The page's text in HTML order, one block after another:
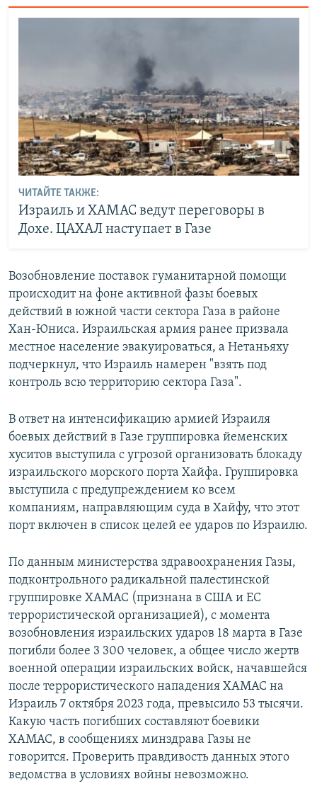
ЧИТАЙТЕ ТАКЖЕ:
Израиль и ХАМАС ведут переговоры в
Дохе. ЦАХАЛ наступает в Газе
Возобновление поставок гуманитарной помощи
происходит на фоне активной фазы боевых
действий в южной части сектора Газа в районе
Хан-Юниса. Израильская армия ранее призвала
местное население эвакуироваться, а Нетаньяху
подчеркнул, что Израиль намерен "взять под
контроль всю территорию сектора Газа".
В ответ на интенсификацию армией Израиля
боевых действий в Газе группировка йеменских
хуситов выступила с угрозой организовать блокаду
израильского морского порта Хайфа. Группировка
выступила с предупреждением ко всем
компаниям, направляющим суда в Хайфу, что этот
порт включен в список целей ее ударов по Израилю.
По данным министерства здравоохранения Газы,
подконтрольного радикальной палестинской
группировке ХАМАС (признана в США и ЕС
террористической организацией), с момента
возобновления израильских ударов 18 марта в Газе
погибли более 3 300 человек, а общее число жертв
военной операции израильских войск, начавшейся
после террористического нападения ХАМАС на
Израиль 7 октября 2023 года, превысило 53 тысячи.
Какую часть погибших составляют боевики
ХАМАС, в сообщениях минздрава Газы не
говорится. Проверить правдивость данных этого
ведомства в условиях войны невозможно.